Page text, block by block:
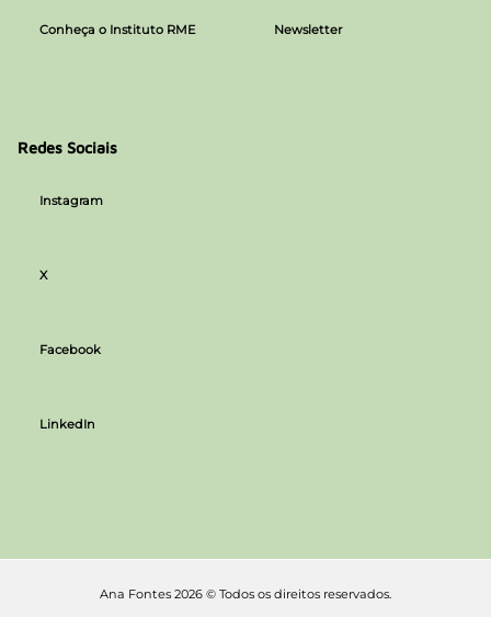
Conheça o Instituto RME Newsletter
Redes Sociais
Instagram
X
Facebook
LinkedIn
Ana Fontes 2026 © Todos os direitos reservados.